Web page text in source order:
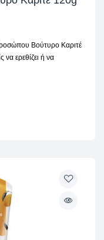
Βούτυρο Καριτέ
ερεθίζει ή να